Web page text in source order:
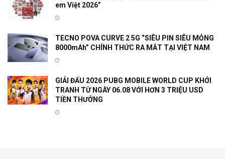
em Việt 2026”
TECNO POVA CURVE 2 5G “SIÊU PIN SIÊU MỎNG
8000mAh” CHÍNH THỨC RA MẮT TẠI VIỆT NAM
GIẢI ĐẤU 2026 PUBG MOBILE WORLD CUP KHỞI
TRANH TỪ NGÀY 06.08 VỚI HƠN 3 TRIỆU USD
TIỀN THƯỞNG